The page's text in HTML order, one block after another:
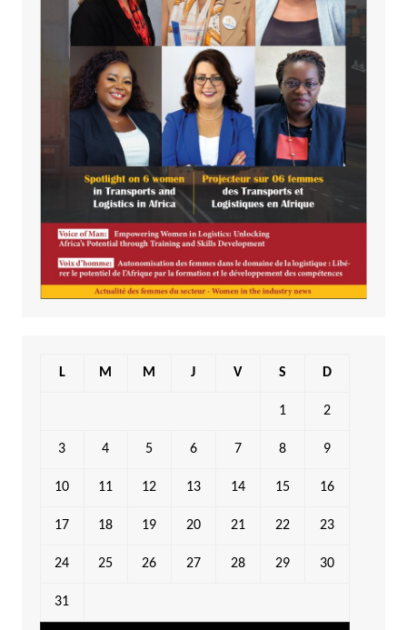
L M M J V S D
1 2
3 4 5 6 7 8 9
10 11 12 13 14 15 16
17 18 19 20 21 22 23
24 25 26 27 28 29 30
31